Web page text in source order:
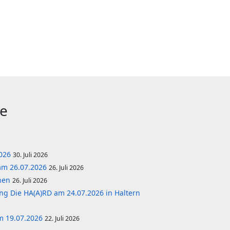
30. Juli 2026
26.07.2026 26. Juli 2026
26. Juli 2026
Die HA(A)RD am 24.07.2026 in Haltern
19.07.2026 22. Juli 2026